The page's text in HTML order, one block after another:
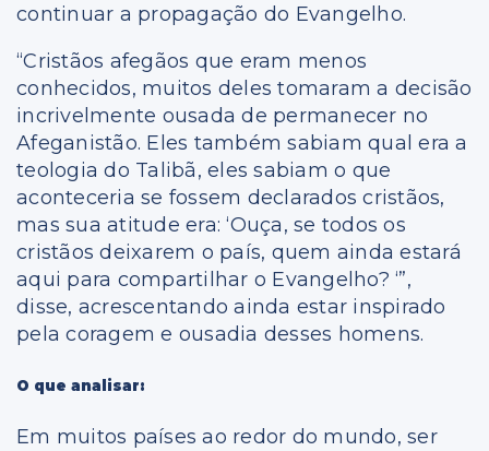
continuar a propagação do Evangelho.
“Cristãos afegãos que eram menos
conhecidos, muitos deles tomaram a decisão
incrivelmente ousada de permanecer no
Afeganistão. Eles também sabiam qual era a
teologia do Talibã, eles sabiam o que
aconteceria se fossem declarados cristãos,
mas sua atitude era: ‘Ouça, se todos os
cristãos deixarem o país, quem ainda estará
aqui para compartilhar o Evangelho? ‘”,
disse, acrescentando ainda estar inspirado
pela coragem e ousadia desses homens.
O que analisar:
Em muitos países ao redor do mundo, ser